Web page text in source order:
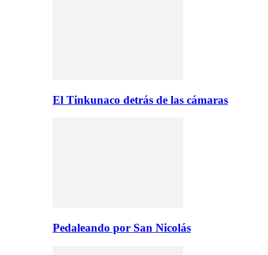
El Tinkunaco detrás de las cámaras
Pedaleando por San Nicolás